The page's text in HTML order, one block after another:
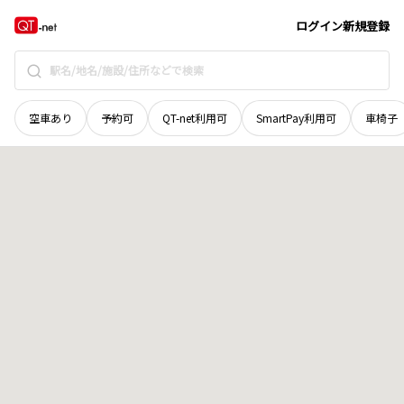
ログイン新規登録
空車あり 予約可 QT-net利用可 SmartPay利用可 車椅子
香川県